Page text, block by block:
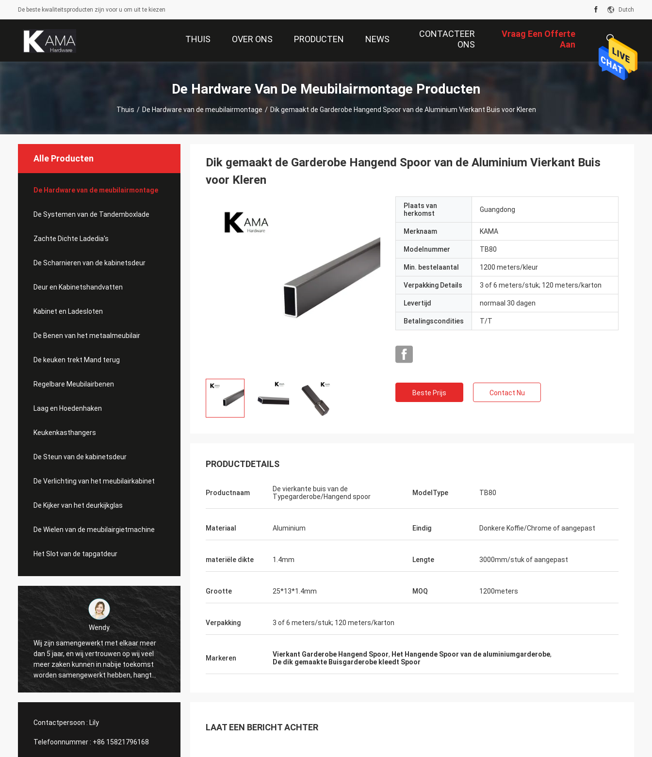
De beste kwaliteitsproducten zijn voor u om uit te kiezen Dutch
THUIS OVER ONS PRODUCTEN NEWS
CONTACTEER
ONS
Vraag Een Offerte
Aan
De Hardware Van De Meubilairmontage Producten
Thuis / De Hardware van de meubilairmontage / Dik gemaakt de Garderobe Hangend Spoor van de Aluminium Vierkant Buis voor Kleren
Alle Producten
De Hardware van de meubilairmontage
De Systemen van de Tandemboxlade
Zachte Dichte Ladedia's
De Scharnieren van de kabinetsdeur
Deur en Kabinetshandvatten
Kabinet en Ladesloten
De Benen van het metaalmeubilair
De keuken trekt Mand terug
Regelbare Meubilairbenen
Laag en Hoedenhaken
Keukenkasthangers
De Steun van de kabinetsdeur
De Verlichting van het meubilairkabinet
De Kijker van het deurkijkglas
De Wielen van de meubilairgietmachine
Het Slot van de tapgatdeur
Wendy
Wij zijn samengewerkt met elkaar meer
dan 5 jaar, en wij vertrouwen op wij veel
meer zaken kunnen in nabije toekomst
worden samengewerkt hebben, hangt
allen van de grote en efficiënte dienst van
Fernando
por varios años, van hemostenido van
hastaahora muy buenaexperiencia
bedriegen ellos, servicio muy profesional y
Consideramos que S, cooperando por
varios años van hemosestado ya, muy
buen envios Engelse tiempo van servicioy
dan 5 jaar, en wij vertrouwen op wij veel
worden samengewerkt hebben, hangt
Contactpersoon : Lily
Telefoonnummer : +86 15821796168
Dik gemaakt de Garderobe Hangend Spoor van de Aluminium Vierkant Buis
voor Kleren
Plaats van
herkomst
Guangdong
Merknaam KAMA
Modelnummer TB80
Min. bestelaantal 1200 meters/kleur
Verpakking Details 3 of 6 meters/stuk; 120 meters/karton
Levertijd normaal 30 dagen
Betalingscondities T/T
Beste Prijs Contact Nu
PRODUCTDETAILS
Productnaam
De vierkante buis van de
Typegarderobe/Hangend spoor
ModelType TB80
Materiaal Aluminium Eindig Donkere Koffie/Chrome of aangepast
materiële dikte 1.4mm Lengte 3000mm/stuk of aangepast
Grootte 25*13*1.4mm MOQ 1200meters
Verpakking 3 of 6 meters/stuk; 120 meters/karton
Markeren Vierkant Garderobe Hangend Spoor, Het Hangende Spoor van de aluminiumgarderobe,
De dik gemaakte Buisgarderobe kleedt Spoor
LAAT EEN BERICHT ACHTER